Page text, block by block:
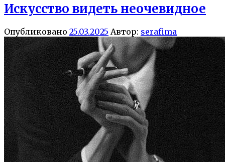
Искусство видеть неочевидное
Опубликовано 25.03.2025 Автор: serafima